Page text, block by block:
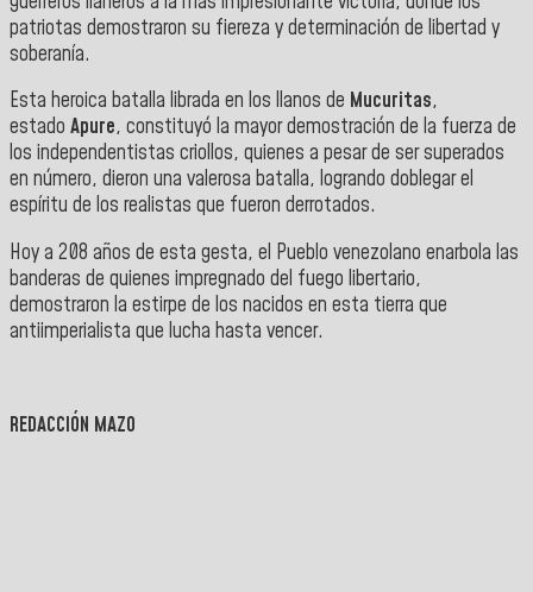
patriotas demostraron su fiereza y determinación de libertad y
soberanía.
Esta heroica batalla librada en los llanos de Mucuritas,
estado Apure, constituyó la mayor demostración de la fuerza de
los independentistas criollos, quienes a pesar de ser superados
en número, dieron una valerosa batalla, logrando doblegar el
espíritu de los realistas que fueron derrotados.
Hoy a 208 años de esta gesta, el Pueblo venezolano enarbola las
banderas de quienes impregnado del fuego libertario,
demostraron la estirpe de los nacidos en esta tierra que
antiimperialista que lucha hasta vencer.
REDACCIÓN MAZO